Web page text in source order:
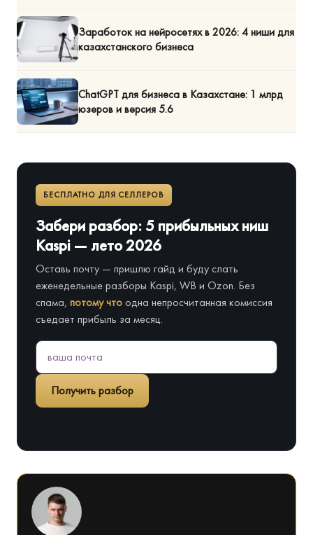
Заработок на нейросетях в 2026: 4 ниши для
казахстанского бизнеса
ChatGPT для бизнеса в Казахстане: 1 млрд
юзеров и версия 5.6
БЕСПЛАТНО ДЛЯ СЕЛЛЕРОВ
Забери разбор: 5 прибыльных ниш
Kaspi — лето 2026
Оставь почту — пришлю гайд и буду слать
еженедельные разборы Kaspi, WB и Ozon. Без
спама, потому чтоодна непросчитанная комиссия
съедает прибыль за месяц.
Получить разбор